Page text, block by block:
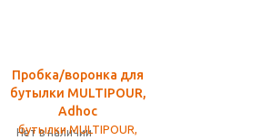
Пробка/воронка для
бутылки MULTIPOUR,
Adhoc
Нет в наличии